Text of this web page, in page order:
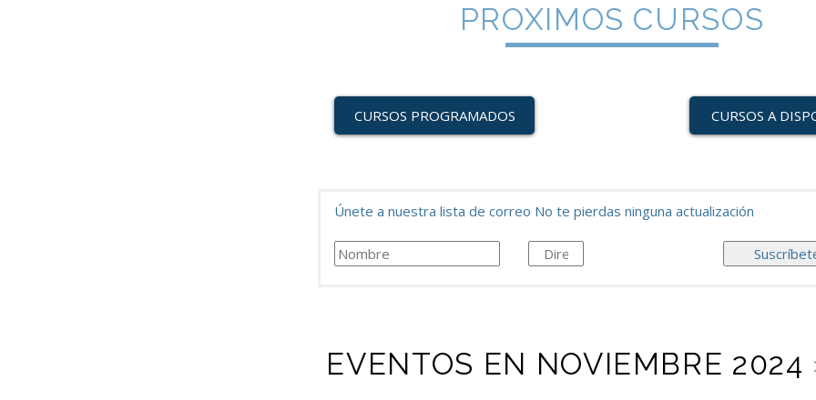
PROXIMOS CURSOS
CURSOS PROGRAMADOS CURSOS A
Únete a nuestra lista de correo No te pierdas ninguna actualización
EVENTOS EN NOVIEMBRE 2024